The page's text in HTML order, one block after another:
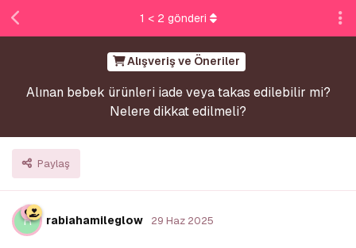
Alışveriş ve Öneriler
Alınan bebek ürünleri iade veya takas edilebilir mi?
Nelere dikkat edilmeli?
Paylaş
1 < 2 gönderi
R rabiahamileglow 29 Haz 2025